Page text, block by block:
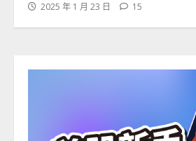
2025 年 1 月 23 日 15